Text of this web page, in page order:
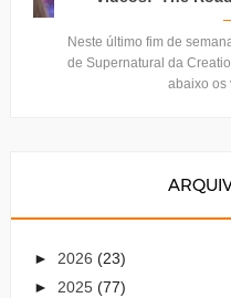
Neste último fim de
de Supernatural da
abaixo os
► 2026 (23)
► 2025 (77)